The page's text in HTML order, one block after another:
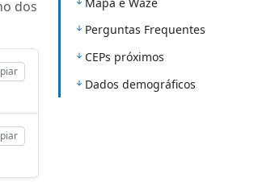
dos
Perguntas Frequentes
CEPs próximos
Dados demográficos